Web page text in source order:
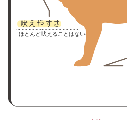
ほとんど吠えることはない